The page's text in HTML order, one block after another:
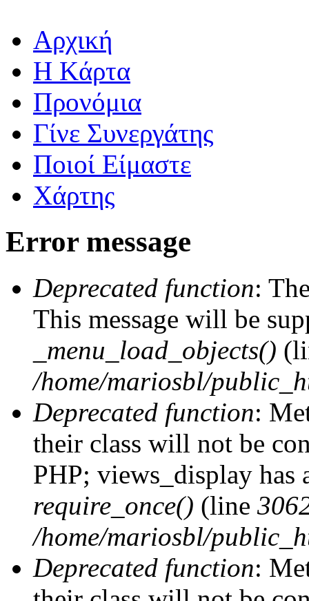
Αρχική
Η Kάρτα
Προνόμια
Γίνε Συνεργάτης
Ποιοί Είμαστε
Χάρτης
Error message
Deprecated function:
This message will be
_menu_load_objects()
/home/mariosbl/
Deprecated function:
their class will not be
PHP; views_display has
require_once() (line
/home/mariosbl/
Deprecated function: